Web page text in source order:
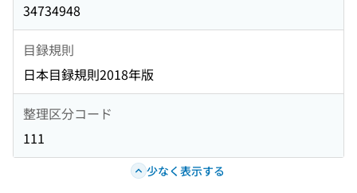
34734948
目録規則
日本目録規則2018年版
整理区分コード
111
少なく表示する